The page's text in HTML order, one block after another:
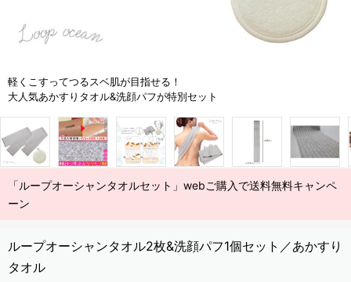
軽くこすってつるスベ肌が目指せる！
大人気あかすりタオル&洗顔パフが特別セット
「ループオーシャンタオルセット」webご購入で送料無料キャンペ
ーン
ループオーシャンタオル2枚&洗顔パフ1個セット／あかすり
タオル